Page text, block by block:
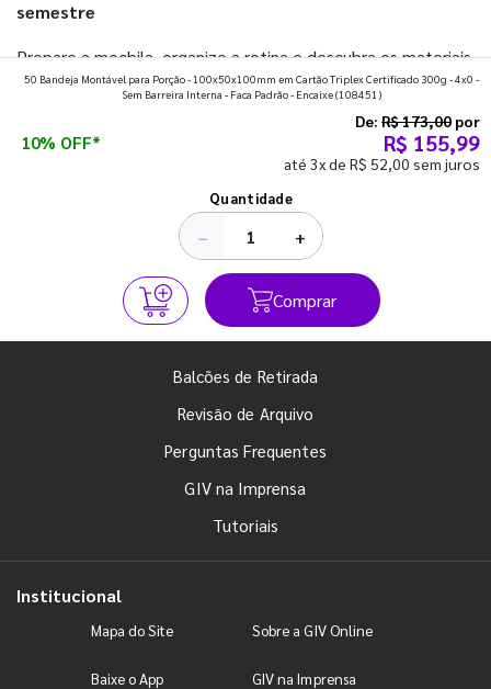
semestre
Prepare a mochila, organize a rotina e descubra os materiais
que fazem toda diferença para começar o segundo
50 Bandeja Montável para Porção - 100x50x100mm em Cartão Triplex Certificado 300g - 4x0 -
Sem Barreira Interna - Faca Padrão - Encaixe(108451)
10% OFF*
De: R$ 173,00 por
R$ 155,99
até 3x de R$ 52,00 sem juros
Quantidade
− +
Comprar
Balcões de Retirada
Revisão de Arquivo
Perguntas Frequentes
GIV na Imprensa
Tutoriais
Institucional
Mapa do Site Sobre a GIV Online
Baixe o App GIV na Imprensa